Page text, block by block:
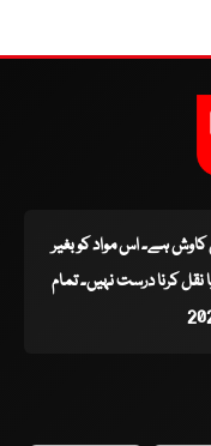
کاوش ہے۔ اس مواد کو بغیر
کرنا درست نہیں۔ تمام